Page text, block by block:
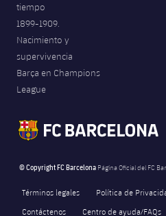
tiempo
1899-1909.
Nacimiento y
supervivencia
Barça en Champions
League
© Copyright FC Barcelona Página Oficial del FC
Términos legales Política de
Contáctenos
Centro de ayuda/FAQs